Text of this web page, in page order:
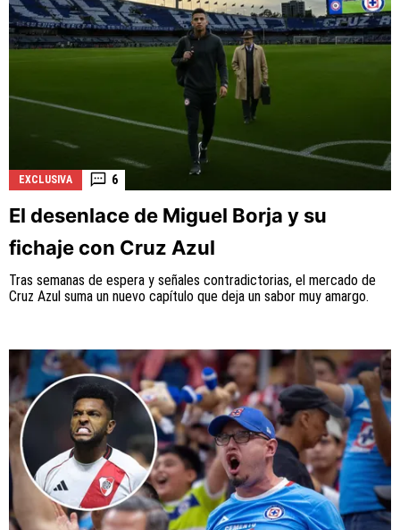
EXCLUSIVA 6
El desenlace de Miguel Borja y su
fichaje con Cruz Azul
Tras semanas de espera y señales contradictorias, el mercado de
Cruz Azul suma un nuevo capítulo que deja un sabor muy amargo.